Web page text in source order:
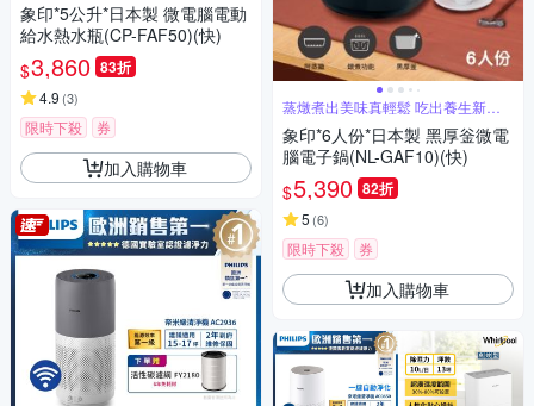
象印*5公升*日本製 微電腦電動
給水熱水瓶(CP-FAF50)(快)
$3,860 83折
4.9 (3)
限時下殺 券
加入購物車
蒸燉煮出美味真輕鬆 吃出養生新概
念
象印*6人份*日本製 黑厚釡微電
腦電子鍋(NL-GAF10)(快)
$5,390 82折
5 (6)
限時下殺 券
加入購物車